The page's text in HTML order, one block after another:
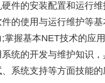
件的安装配置和运行
的使用与运行维护等
握基本NET技术的应用
统的开发与维护知识
系统支持等方面技能的